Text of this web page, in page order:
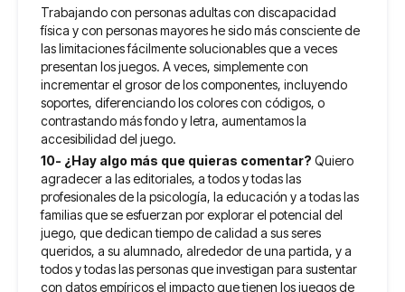
Trabajando con personas adultas con discapacidad
física y con personas mayores he sido más consciente de
las limitaciones fácilmente solucionables que a veces
presentan los juegos. A veces, simplemente con
incrementar el grosor de los componentes, incluyendo
soportes, diferenciando los colores con códigos, o
contrastando más fondo y letra, aumentamos la
accesibilidad del juego.
10- ¿Hay algo más que quieras comentar? Quiero
agradecer a las editoriales, a todos y todas las
profesionales de la psicología, la educación y a todas las
familias que se esfuerzan por explorar el potencial del
juego, que dedican tiempo de calidad a sus seres
queridos, a su alumnado, alrededor de una partida, y a
todos y todas las personas que investigan para sustentar
con datos empíricos el impacto que tienen los juegos de